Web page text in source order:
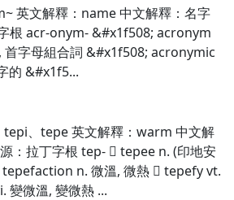
英文解釋：name 中文解釋：名字
根 acr-onym- &#x1f508; acronym
首字母組合詞 &#x1f508; acronymic
的 &#x1f5...
、tepe 英文解釋：warm 中文解
：拉丁字根 tep-  tepee n. (印地安
tepefaction n. 微溫, 微熱  tepefy vt.
變微溫, 變微熱 ...